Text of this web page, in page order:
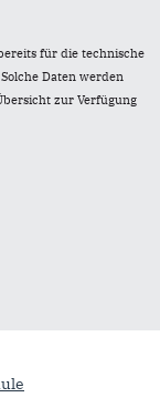
für die technische
Daten werden
zur Verfügung